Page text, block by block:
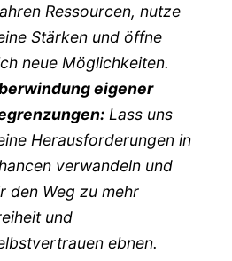
Ressourcen, nutze
Stärken und öffne
neue Möglichkeiten.
eigener
Lass uns
Herausforderungen in
verwandeln und
den Weg zu mehr
und
ebnen.